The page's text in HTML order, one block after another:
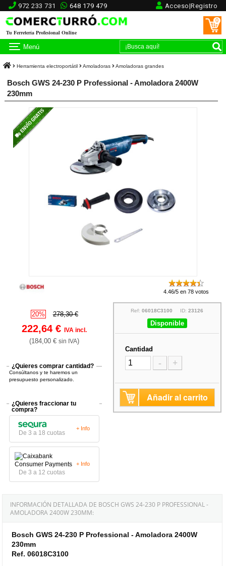
972 233 731 648 179 479 Acceso|Registro
Tu Ferretería Profesional Online
0
Menú
Herramienta electroportátil Amoladoras Amoladoras grandes
Bosch GWS 24-230 P Professional - Amoladora 2400W
230mm
4.46/5 en 78 votos
20% 278,30 €
222,64 €IVA incl.
(184,00 €sin IVA)
¿Quieres comprar cantidad?
Consúltanos y te haremos un
presupuesto personalizado.
¿Quieres fraccionar tu
compra?
De 3 a 18 cuotas
+ Info
De 3 a 12 cuotas
+ Info
Ref:06018C3100 ID:23126
Disponible
Cantidad
- +
Añadir al carrito
INFORMACIÓN DETALLADA DE BOSCH GWS 24-230 P PROFESSIONAL -
AMOLADORA 2400W 230MM:
Bosch GWS 24-230 P Professional - Amoladora 2400W
230mm
Ref. 06018C3100